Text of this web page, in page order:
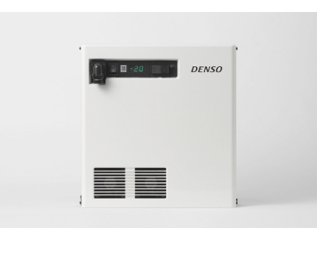
キーワードから見つける
#デザイナーの1日
#カーボンニュートラルを現実に